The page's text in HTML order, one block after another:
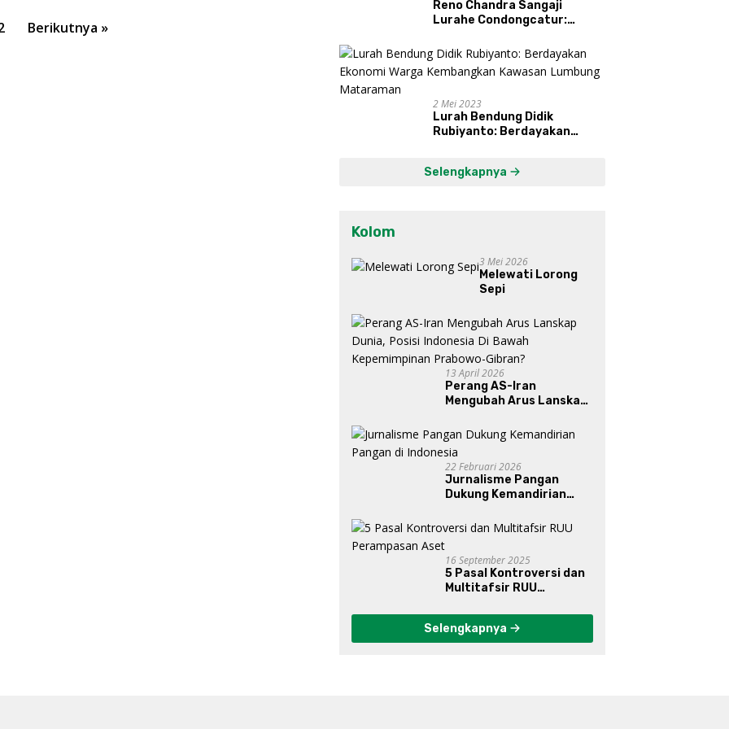
Berikutnya »
Reno Chandra Sangaji
Lurahe Condongcatur:
Proses, Dengarkan Suara
Masyarakat, dan Syukuri
Hasil
2 Mei 2023
Lurah Bendung Didik
Rubiyanto: Berdayakan
Mataraman
Selengkapnya
Kolom
3 Mei 2026
Melewati Lorong
Sepi
13 April 2026
Perang AS-Iran
Mengubah Arus Lanskap
Bawah Kepemimpinan
Prabowo-Gibran?
22 Februari 2026
Jurnalisme Pangan
Dukung Kemandirian
16 September 2025
5 Pasal Kontroversi dan
Multitafsir RUU
Selengkapnya